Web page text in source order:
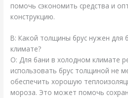
помочь сэкономить средства и
конструкцию.
В: Какой толщины брус нужен для
климате?
О: Для бани в холодном климате
использовать брус толщиной не
обеспечить хорошую
мороза. Это может помочь